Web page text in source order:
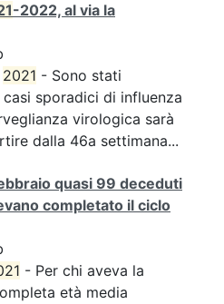
-2022, al via la
2021 - Sono stati
sporadici di influenza
virologica sarà
dalla 46a settimana...
quasi 99 deceduti
completato il ciclo
- Per chi aveva la
età media